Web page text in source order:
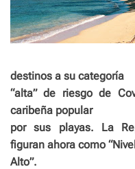
destinos a su categoría
“alta” de riesgo de
caribeña popular
por sus playas. La
figuran ahora como
Alto”.